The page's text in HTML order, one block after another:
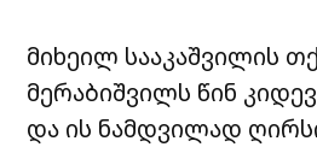
მიხეილ სააკაშვილის
მერაბიშვილს წინ
და ის ნამდვილად